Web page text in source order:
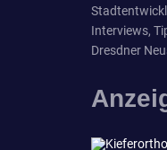
Interviews,
Dresdner